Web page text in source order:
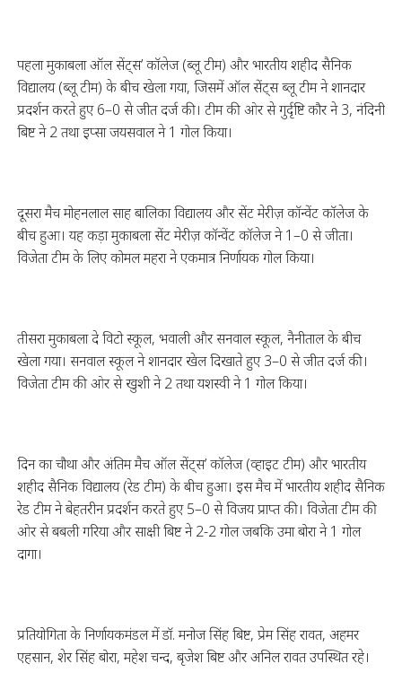
पहला मुकाबला ऑल सेंट्स’ कॉलेज (ब्लू टीम) और भारतीय शहीद सैनिक
विद्यालय (ब्लू टीम) के बीच खेला गया, जिसमें ऑल सेंट्स ब्लू टीम ने शानदार
प्रदर्शन करते हुए 6–0 से जीत दर्ज की। टीम की ओर से गुर्दृष्टि कौर ने 3, नंदिनी
बिष्ट ने 2 तथा इप्सा जयसवाल ने 1 गोल किया।
दूसरा मैच मोहनलाल साह बालिका विद्यालय और सेंट मेरीज़ कॉन्वेंट कॉलेज के
बीच हुआ। यह कड़ा मुकाबला सेंट मेरीज़ कॉन्वेंट कॉलेज ने 1–0 से जीता।
विजेता टीम के लिए कोमल महरा ने एकमात्र निर्णायक गोल किया।
तीसरा मुकाबला दे विटो स्कूल, भवाली और सनवाल स्कूल, नैनीताल के बीच
खेला गया। सनवाल स्कूल ने शानदार खेल दिखाते हुए 3–0 से जीत दर्ज की।
विजेता टीम की ओर से खुशी ने 2 तथा यशस्वी ने 1 गोल किया।
दिन का चौथा और अंतिम मैच ऑल सेंट्स’ कॉलेज (व्हाइट टीम) और भारतीय
शहीद सैनिक विद्यालय (रेड टीम) के बीच हुआ। इस मैच में भारतीय शहीद सैनिक
रेड टीम ने बेहतरीन प्रदर्शन करते हुए 5–0 से विजय प्राप्त की। विजेता टीम की
ओर से बबली गरिया और साक्षी बिष्ट ने 2-2 गोल जबकि उमा बोरा ने 1 गोल
दागा।
प्रतियोगिता के निर्णायकमंडल में डॉ. मनोज सिंह बिष्ट, प्रेम सिंह रावत, अहमर
एहसान, शेर सिंह बोरा, महेश चन्द, बृजेश बिष्ट और अनिल रावत उपस्थित रहे।